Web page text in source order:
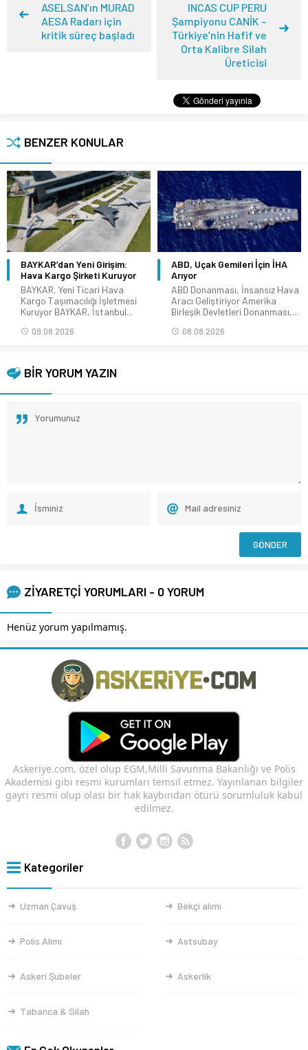
ASELSAN’ın MURAD
AESA Radarı için
kritik süreç başladı
INCAS CUP PERU
Şampiyonu CANİK –
Türkiye’nin Hafif ve
Orta Kalibre Silah
Üreticisi
BENZER KONULAR
BAYKAR’dan Yeni Girişim:
Hava Kargo Şirketi Kuruyor
BAYKAR, Yeni Ticari Hava
Kargo Taşımacılığı İşletmesi
Kuruyor BAYKAR, İstanbul...
09.08.2026
ABD, Uçak Gemileri İçin İHA
Arıyor
ABD Donanması, İnsansız Hava
Aracı Geliştiriyor Amerika
Birleşik Devletleri Donanması,...
08.08.2026
BİR YORUM YAZIN
ZİYARETÇİ YORUMLARI - 0 YORUM
Henüz yorum yapılmamış.
Askeriye.com, özel olup EGM,Milli Savunma Bakanlığı ve Polis
Akademisi gibi resmi kurumları temsil etmez. Yayınlanan bilgiler
gayri resmi olup olası bir hak kaybından ötürü sorumluluk kabul
edilmez.
Kategoriler
Uzman Çavuş Bekçi alımı
Polis Alımı Astsubay
Askeri Şubeler Askerlik
Tabanca & Silah